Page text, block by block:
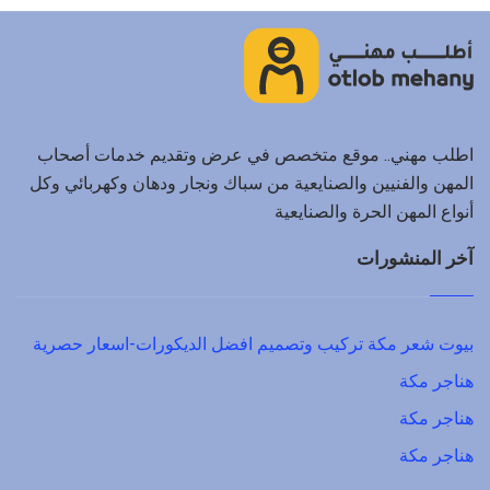
اطلب مهني.. موقع متخصص في عرض وتقديم خدمات أصحاب
المهن والفنيين والصنايعية من سباك ونجار ودهان وكهربائي وكل
أنواع المهن الحرة والصنايعية
آخر المنشورات
بيوت شعر مكة تركيب وتصميم افضل الديكورات-اسعار حصرية
هناجر مكة
هناجر مكة
هناجر مكة